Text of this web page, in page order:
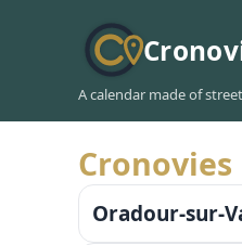
A calendar made of
Oradour-sur-